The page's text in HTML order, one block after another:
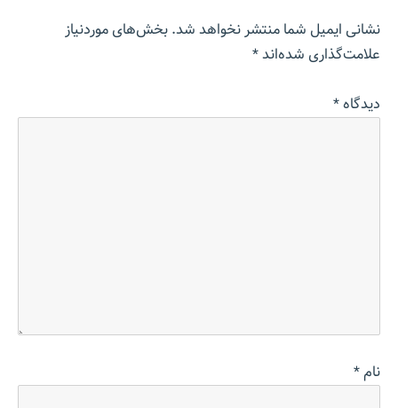
نشانی ایمیل شما منتشر نخواهد شد.بخش‌های موردنیاز
علامت‌گذاری شده‌اند*
دیدگاه*
نام*